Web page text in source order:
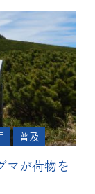
普及
マが荷物を